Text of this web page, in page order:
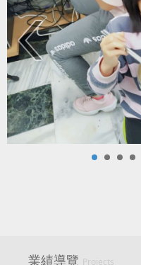
業績導覽 Projects